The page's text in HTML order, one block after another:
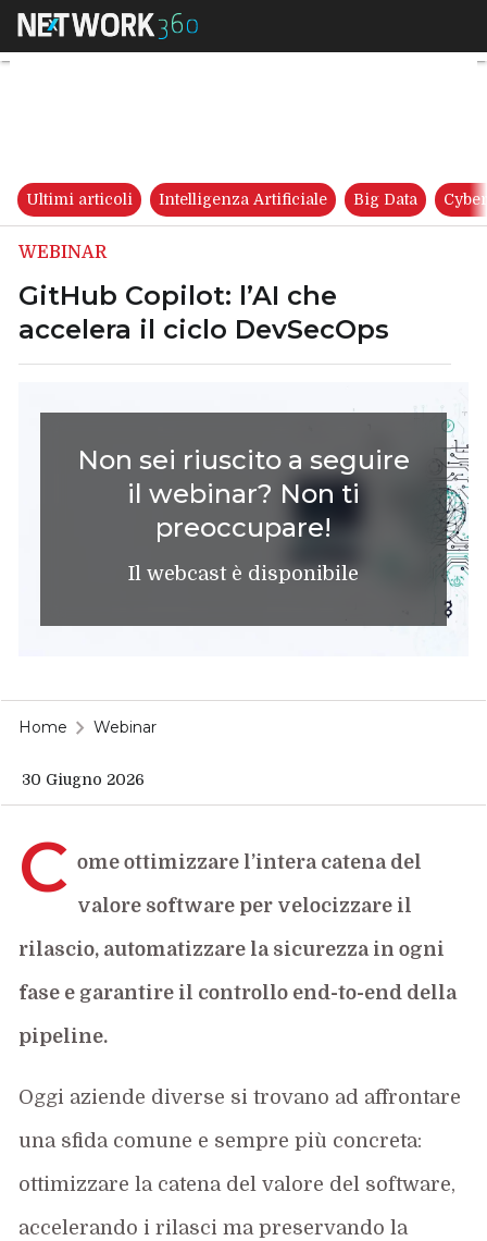
GitHub Copilot: l’AI che
Ultimi articoli Intelligenza Artificiale Big Data
WEBINAR
GitHub Copilot: l’AI che
accelera il ciclo DevSecOps
Non sei riuscito a seguire
il webinar? Non ti
preoccupare!
Il webcast è disponibile
Home Webinar
30 Giugno 2026
C ome ottimizzare l’intera catena del
valore software per velocizzare il
rilascio, automatizzare la sicurezza in ogni
fase e garantire il controllo end-to-end della
pipeline.
Oggi aziende diverse si trovano ad affrontare
una sfida comune e sempre più concreta:
ottimizzare la catena del valore del software,
accelerando i rilasci ma preservando la